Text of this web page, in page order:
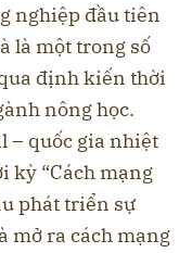
nghiệp đầu tiên
là một trong số
định kiến thời
nông học.
– quốc gia nhiệt
kỳ “Cách mạng
phát triển sự
mở ra cách mạng